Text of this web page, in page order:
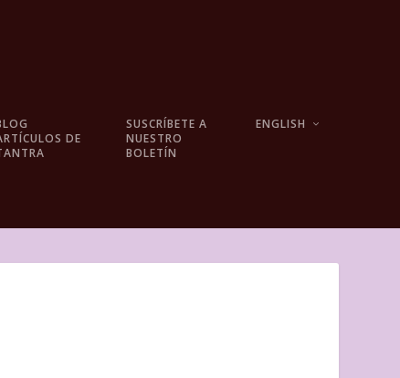
DE
SUSCRÍBETE A
NUESTRO
BOLETÍN
ENGLISH